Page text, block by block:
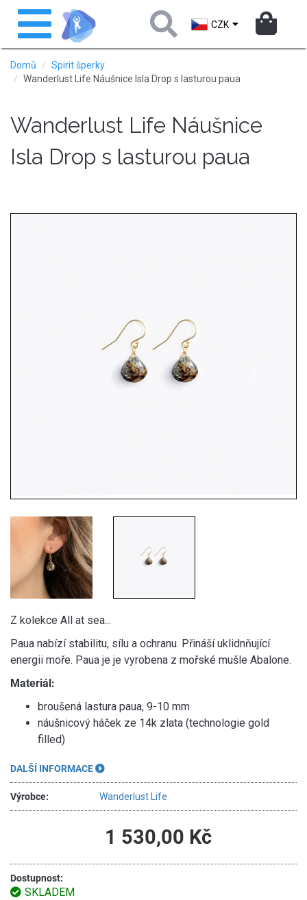
Přejít
hlavnímu
obsahu
Toggle
navigation
CZK
Domů
Spirit šperky
Wanderlust Life Náušnice Isla Drop s lasturou paua
Wanderlust Life Náušnice
Isla Drop s lasturou paua
Z kolekce All at sea...
Paua nabízí stabilitu, sílu a ochranu. Přináší uklidnňující
energii moře. Paua je je vyrobena z mořské mušle Abalone.
Materiál:
broušená lastura paua, 9-10 mm
náušnicový háček ze 14k zlata (technologie gold
filled)
DALŠÍ INFORMACE
Výrobce: Wanderlust Life
1 530,00 Kč
Dostupnost:
SKLADEM